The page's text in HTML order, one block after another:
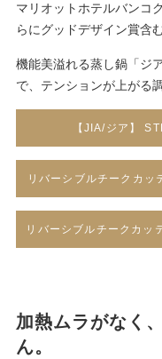
マリオットホテルバンコ
らにグッドデザイン賞含
機能美溢れる蒸し鍋「ジ
で、テンションが上がる
【JIA/ジア】
リバーシブルチークカッ
リバーシブルチークカッ
加熱ムラがなく
ん。